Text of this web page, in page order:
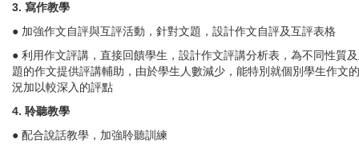
3. 寫作教學
● 加強作文自評與互評活動，針對文題，設計作文自評及互評表格
● 利用作文評講，直接回饋學生，設計作文評講分析表，為不同性質
題的作文提供評講輔助，由於學生人數減少，能特別就個別學生作文
況加以較深入的評點
4. 聆聽教學
● 配合說話教學，加強聆聽訓練